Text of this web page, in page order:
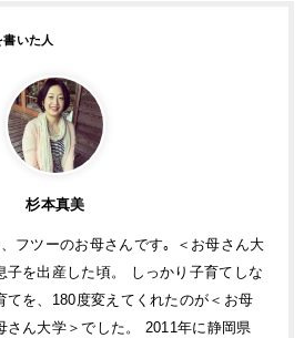
杉本真美
フツーのお母さんです｡ ＜お母さん大
子を出産した頃。 しっかり子育てしな
てを、180度変えてくれたのが＜お母
さん大学＞でした。 2011年に静岡県